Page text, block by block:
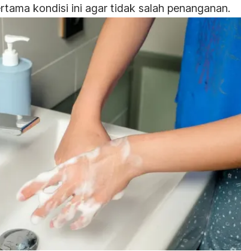
kondisi ini agar tidak salah penanganan.